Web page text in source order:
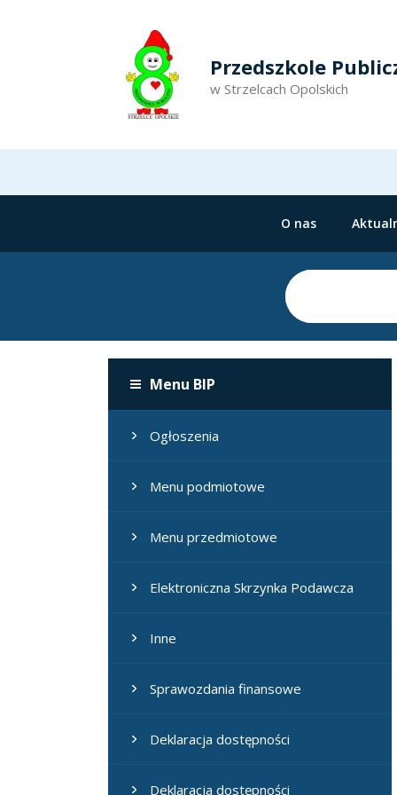
Przedszkole
w Strzelcach Opolskich
O nas
Menu BIP
Ogłoszenia
Menu podmiotowe
Menu przedmiotowe
Elektroniczna Skrzynka Podawcza
Inne
Sprawozdania finansowe
Deklaracja dostępności
Deklaracja dostępności